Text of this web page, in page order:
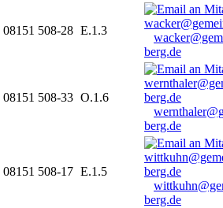
08151 508-28 E.1.3
berg.de
08151 508-33 O.1.6
berg.de
08151 508-17 E.1.5
berg.de